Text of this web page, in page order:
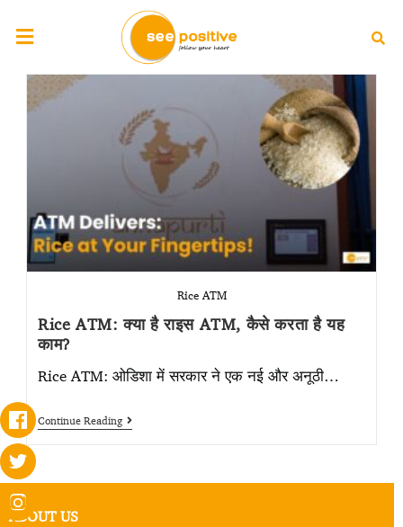
Rice ATM
Rice ATM: क्या है राइस ATM, कैसे करता है यह
काम?
Rice ATM: ओडिशा में सरकार ने एक नई और अनूठी…
Continue Reading
ABOUT US